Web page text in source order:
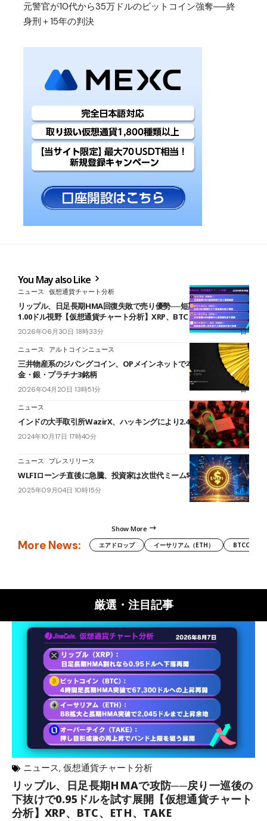
元警官が10代から35万ドルのビットコイン強奪──終
身刑＋15年の判決
You May also Like
ニュース 仮想通貨チャート分析
リップル、日足長期HMA回復失敗で売り優勢──短期HMA割れなら
1.00ドル視野【仮想通貨チャート分析】XRP、BTC、ETH、ONG
2026年06月30日 18時33分
ニュース アルトコインニュース
三井物産系のジパングコイン、OPメインネットで本日取引開始──
金・銀・プラチナ3銘柄
2026年04月20日 13時51分
ニュース
インドの大手取引所WazirX、ハッキングにより2.4億ドル流出
2024年10月17日 17時40分
ニュース プレスリリース
WLFIローンチ直後に急騰、投資家は次世代ミーム$SNORTにも注目
2025年09月04日 10時15分
Show More
More News: エアドロップ イーサリアム（ETH） BTCC
厳選・注目記事
ニュース, 仮想通貨チャート分析
リップル、日足長期HMAで攻防──戻り一巡後の
下抜けで0.95ドルを試す展開【仮想通貨チャート
分析】XRP、BTC、ETH、TAKE